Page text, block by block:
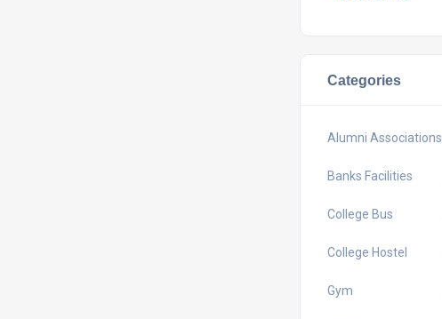
Categories
Alumni Associations
Banks Facilities
College Bus
College Hostel
Gym